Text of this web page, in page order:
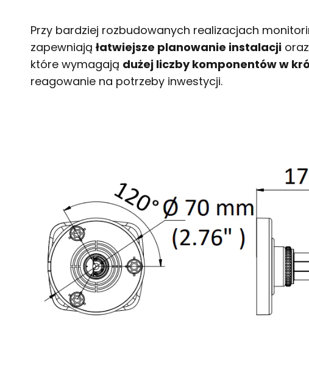
Przy bardziej rozbudowanych realizacjach
zapewniają łatwiejsze planowanie instalacji
które wymagają dużej liczby komponentów w
reagowanie na potrzeby inwestycji.